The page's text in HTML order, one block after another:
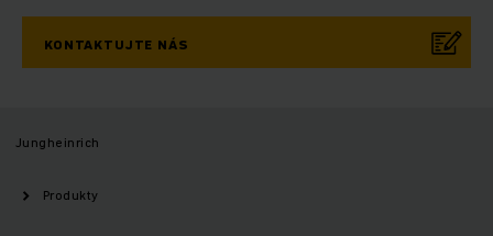
KONTAKTUJTE NÁS
Jungheinrich
Produkty